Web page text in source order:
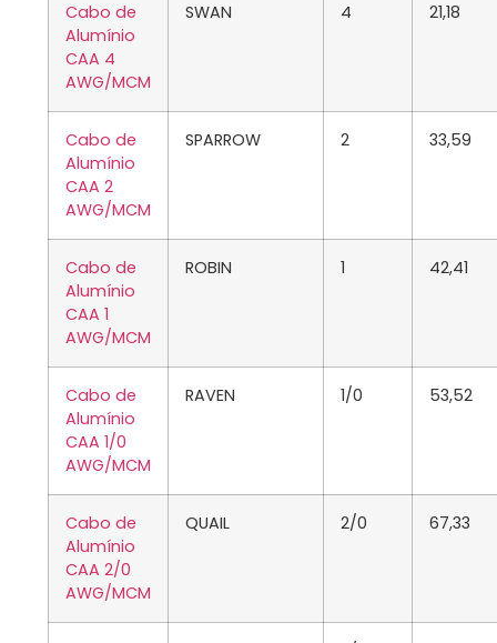
Cabo de
Alumínio
CAA 4
AWG/MCM
SWAN 4 21,18
Cabo de
Alumínio
CAA 2
AWG/MCM
SPARROW 2 33,59
Cabo de
Alumínio
CAA 1
AWG/MCM
ROBIN 1 42,41
Cabo de
Alumínio
CAA 1/0
AWG/MCM
RAVEN 1/0 53,52
Cabo de
Alumínio
CAA 2/0
AWG/MCM
QUAIL 2/0 67,33